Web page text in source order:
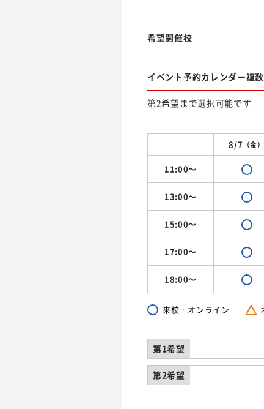
希望開催校
イベント予約カレンダー複
第2希望まで選択可能です
8/7 （金）
11:00～
13:00～
15:00～
17:00～
18:00～
来校・オンライン
第1希望
第2希望